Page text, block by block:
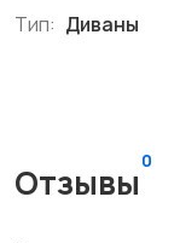
Тип: Диваны
Отзывы
0